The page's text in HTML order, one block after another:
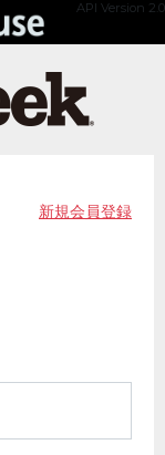
API Version 2.0
新規会員登録